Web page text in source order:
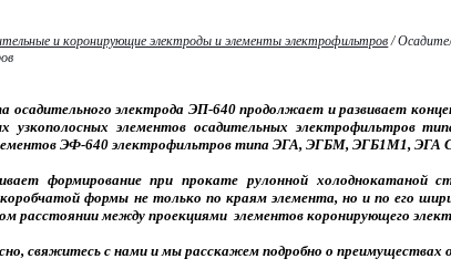
и коронирующие электроды и элементы электрофильтров/
осадительного электрода ЭП-640продолжает и развивает
узкополосных элементов осадительных электрофильтров
ЭФ-640 электрофильтров типа ЭГА, ЭГБМ, ЭГБ1М1, ЭГА
формирование при прокате рулонной холоднокатаной
формы не только по краям элемента, но и по его
расстоянии между проекциями элементов коронирующего
свяжитесь с нами и мы расскажем подробно о преимуществах